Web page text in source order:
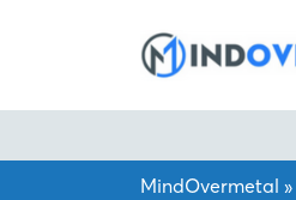
MindOvermetal »